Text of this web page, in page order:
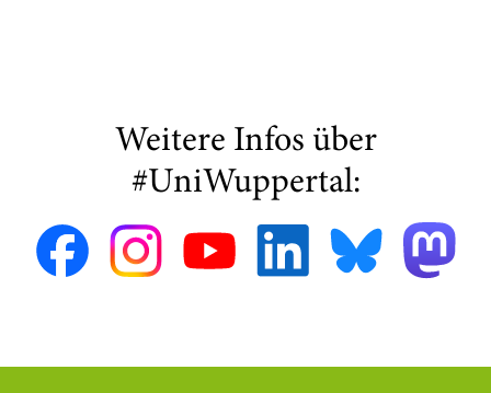
Weitere Infos über
#UniWuppertal: